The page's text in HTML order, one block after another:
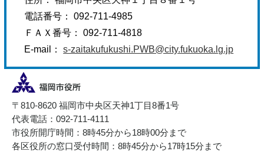
電話番号： 092-711-4985
ＦＡＸ番号： 092-711-4818
E-mail：s-zaitakufukushi.PWB@city.fukuoka.lg.jp
〒810-8620 福岡市中央区天神1丁目8番1号
代表電話：092-711-4111
市役所開庁時間：8時45分から18時00分まで
各区役所の窓口受付時間：8時45分から17時15分まで